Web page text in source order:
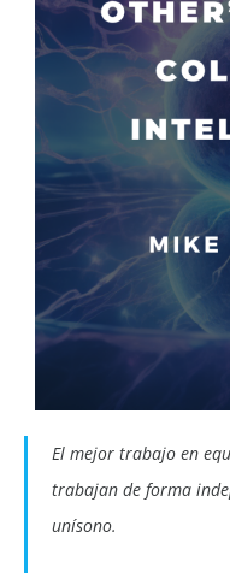
El mejor trabajo en
trabajan de forma
unísono.